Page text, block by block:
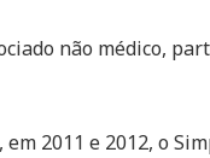
não médico,
2011 e 2012, o